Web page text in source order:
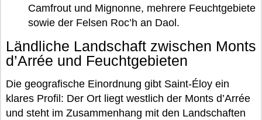
Camfrout und Mignonne, mehrere Feuchtgebiete
sowie der Felsen Roc’h an Daol.
Ländliche Landschaft zwischen Monts
d’Arrée und Feuchtgebieten
Die geografische Einordnung gibt Saint-Éloy ein
klares Profil: Der Ort liegt westlich der Monts d’Arrée
und steht im Zusammenhang mit den Landschaften